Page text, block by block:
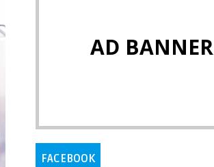
AD BANNER
FACEBOOK